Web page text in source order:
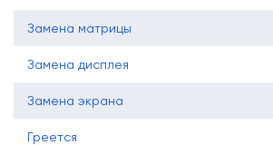
Замена матрицы
Замена дисплея
Замена экрана
Греется